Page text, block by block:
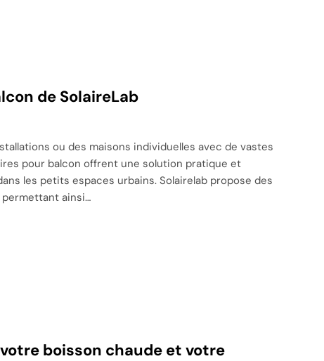
de SolaireLab
ou des maisons individuelles avec de vastes
pour balcon offrent une solution pratique et
les petits espaces urbains. Solairelab propose des
ainsi…
boisson chaude et votre